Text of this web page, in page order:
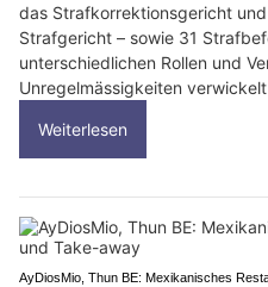
das Strafkorrektionsgericht
Strafgericht – sowie 31
unterschiedlichen Rollen und
Unregelmässigkeiten
Weiterlesen
AyDiosMio, Thun BE: Mexikanisches